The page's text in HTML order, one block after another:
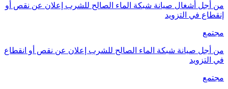
من أجل أشغال صيانة شبكة الماء الصالح للشرب إعلان عن نقص أو
إنقطاع في التزويد
مجتمع
من أجل صيانة شبكة الماء الصالح للشرب إعلان عن نقص أو انقطاع
في التزويد
مجتمع